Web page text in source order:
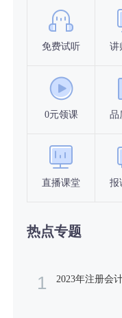
免费试听 讲
0元领课 品
直播课堂 报
热点专题
1 2023年注册会